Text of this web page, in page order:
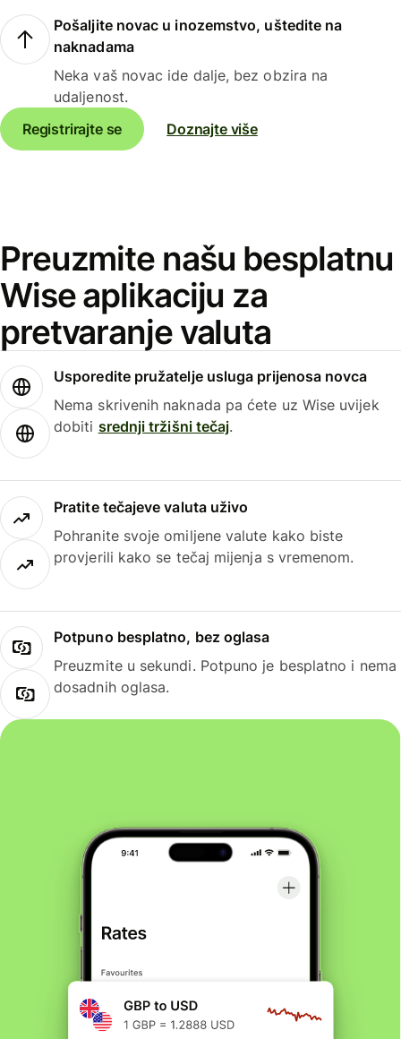
Pošaljite novac u inozemstvo, uštedite na
naknadama
Neka vaš novac ide dalje, bez obzira na
udaljenost.
Registrirajte se
Doznajte više
Preuzmite našu besplatnu
Wise aplikaciju za
pretvaranje valuta
Usporedite pružatelje usluga prijenosa novca
Nema skrivenih naknada pa ćete uz Wise uvijek
dobiti srednji tržišni tečaj.
Pratite tečajeve valuta uživo
Pohranite svoje omiljene valute kako biste
provjerili kako se tečaj mijenja s vremenom.
Potpuno besplatno, bez oglasa
Preuzmite u sekundi. Potpuno je besplatno i nema
dosadnih oglasa.